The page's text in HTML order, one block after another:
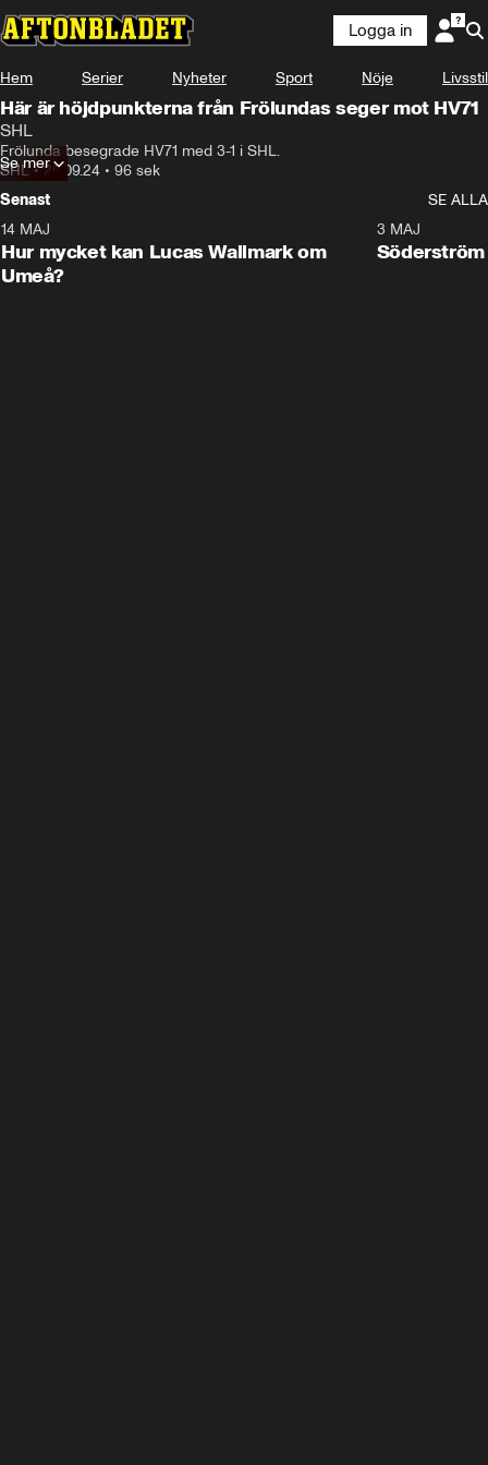
Logga in
Hem Serier Nyheter Sport Nöje Livsstil
Här är höjdpunkterna från Frölundas seger mot HV71
SHL
Frölunda besegrade HV71 med 3-1 i SHL.
SHL•26.09.24 • 96 sek
Se mer
Senast
SE ALLA
Plus
14 MAJ
Hur mycket kan Lucas Wallmark om
Umeå?
3 MAJ